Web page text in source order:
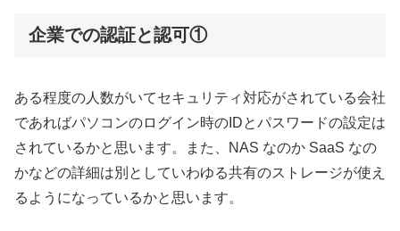
企業での認証と認可①
ある程度の人数がいてセキュリティ対応がされている会社
であればパソコンのログイン時のIDとパスワードの設定は
されているかと思います。また、NAS なのか SaaS なの
かなどの詳細は別としていわゆる共有のストレージが使え
るようになっているかと思います。